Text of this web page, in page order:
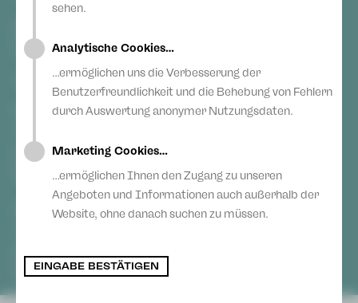
sehen.
Analytische Cookies…
…ermöglichen uns die Verbesserung der
Benutzerfreundlichkeit und die Behebung von Fehlern
durch Auswertung anonymer Nutzungsdaten.
Marketing Cookies…
…ermöglichen Ihnen den Zugang zu unseren
Angeboten und Informationen auch außerhalb der
Website, ohne danach suchen zu müssen.
EINGABE BESTÄTIGEN
Hauptmarkt
08056 Zwickau
Vogtlandtheater Plauen
Di, Do + Fr 10–18 Uhr
Mi 10–15 Uhr
Sa 10–13 Uhr
Gewandhaus Zwickau
Mi 10–15 Uhr
Sa 10–13 Uhr